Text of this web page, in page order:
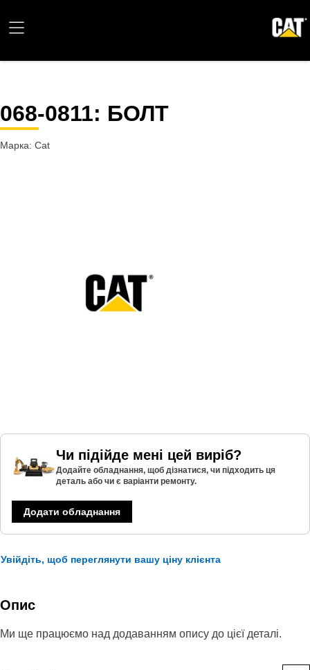
068-0811: БОЛТ
Марка: Cat
Чи підійде мені цей виріб?
Додайте обладнання, щоб дізнатися, чи підходить ця
деталь або чи є варіанти ремонту.
Додати обладнання
Увійдіть, щоб переглянути вашу ціну клієнта
Опис
Ми ще працюємо над додаванням опису до цієї деталі.